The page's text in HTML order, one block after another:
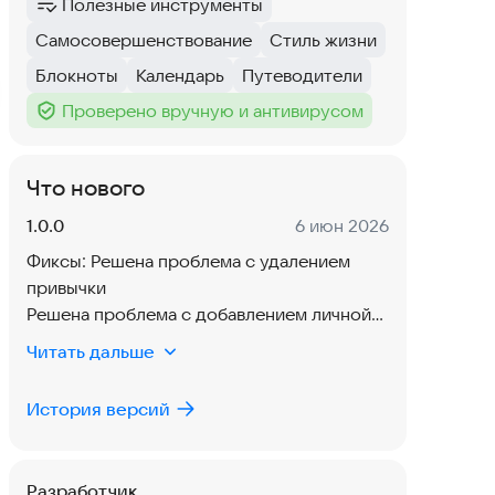
Категория:
Полезные инструменты
Тег:
Самосовершенствование
Тег:
Стиль жизни
Тег:
Блокноты
Тег:
Календарь
Тег :
Путеводители
Тег :
Проверено вручную и антивирусом
Что нового
Версия:
1.0.0 Дата:
6 июн 2026
Фиксы: Решена проблема с удалением
привычки
Решена проблема с добавлением личной
привычки / ранее создавалась и у
партнера
решена проблема с уведомлениями о
Читать дальше
История версий
Разработчик